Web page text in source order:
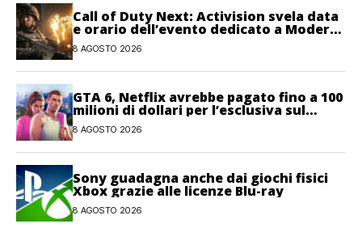
Call of Duty Next: Activision svela data
e orario dell’evento dedicato a Modern
Warfare 4
8 AGOSTO 2026
GTA 6, Netflix avrebbe pagato fino a 100
milioni di dollari per l’esclusiva sul
gioco
8 AGOSTO 2026
Sony guadagna anche dai giochi fisici
Xbox grazie alle licenze Blu-ray
8 AGOSTO 2026